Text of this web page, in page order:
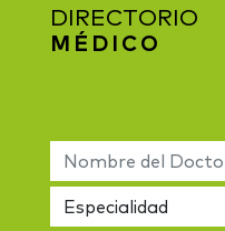
DIRECTORIO
MÉDICO